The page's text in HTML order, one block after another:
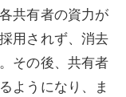
共有者の資力が
用されず、消去
その後、共有者
ようになり、ま